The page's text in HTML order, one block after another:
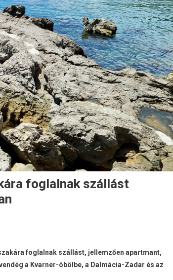
foglalnak szállást
foglalnak szállást, jellemzően apartmant,
a Kvarner-öbölbe, a Dalmácia-Zadar és az